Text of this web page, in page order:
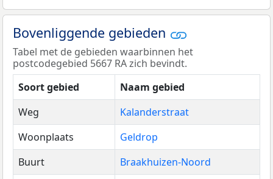
Bovenliggende gebieden
Tabel met de gebieden waarbinnen het
postcodegebied 5667 RA zich bevindt.
Soort gebied
Naam gebied
Weg
Kalanderstraat
Woonplaats
Geldrop
Buurt
Braakhuizen-Noord